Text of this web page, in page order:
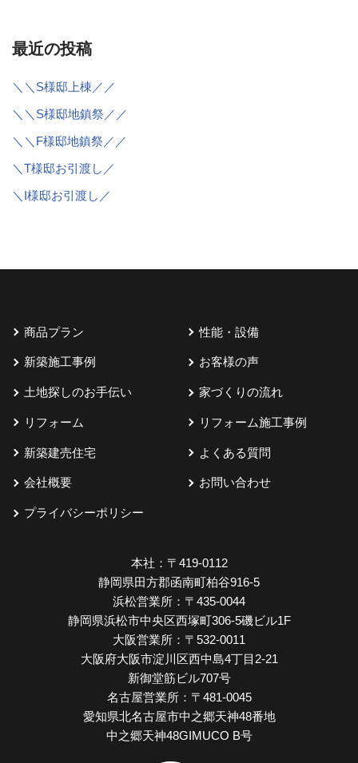
最近の投稿
＼＼S様邸上棟／／
＼＼S様邸地鎮祭／／
＼＼F様邸地鎮祭／／
＼T様邸お引渡し／
＼I様邸お引渡し／
商品プラン 性能・設備
新築施工事例 お客様の声
土地探しのお手伝い 家づくりの流れ
リフォーム リフォーム施工事例
新築建売住宅 よくある質問
会社概要 お問い合わせ
プライバシーポリシー
本社： 〒419-0112
静岡県田方郡函南町柏谷916-5
浜松営業所： 〒435-0044
静岡県浜松市中央区西塚町306-5磯ビル1F
大阪営業所： 〒532-0011
大阪府大阪市淀川区西中島4丁目2-21
新御堂筋ビル707号
名古屋営業所： 〒481-0045
愛知県北名古屋市中之郷天神48番地
中之郷天神48GIMUCO B号